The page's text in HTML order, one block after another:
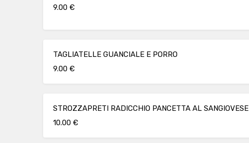
9.00 €
TAGLIATELLE GUANCIALE E PORRO
9.00 €
STROZZAPRETI RADICCHIO PANCETTA AL SANGIOVESE
10.00 €